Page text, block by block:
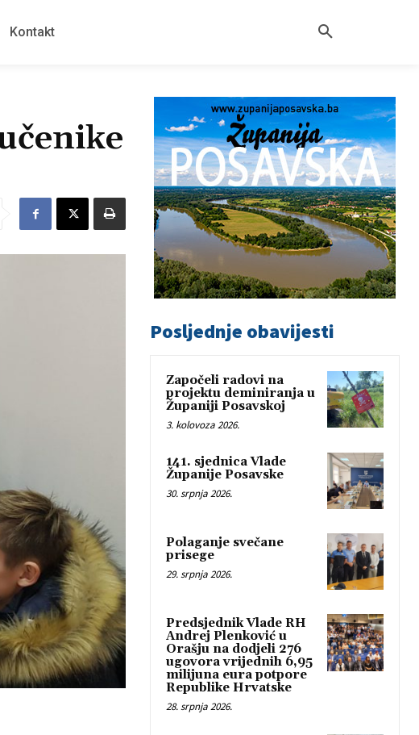
Kontakt
Posljednje obavijesti
Započeli radovi na
projektu deminiranja u
Županiji Posavskoj
3. kolovoza 2026.
141. sjednica Vlade
Županije Posavske
30. srpnja 2026.
Polaganje svečane
prisege
29. srpnja 2026.
Predsjednik Vlade RH
Andrej Plenković u
Orašju na dodjeli 276
ugovora vrijednih 6,95
milijuna eura potpore
Republike Hrvatske
28. srpnja 2026.